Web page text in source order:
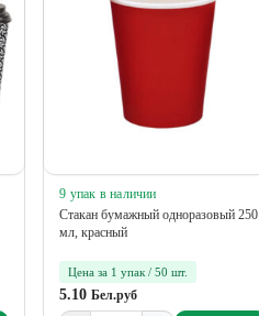
9 упак в наличии
Стакан бумажный одноразовый 250
мл, красный
Цена за 1 упак / 50 шт.
5.10Бел.руб